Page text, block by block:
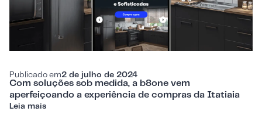
Publicado em2 de julho de 2024
Com soluções sob medida, a b8one vem
aperfeiçoando a experiência de compras da Itatiaia
Leia mais